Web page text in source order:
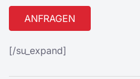
Alternative:
[/su_expand]